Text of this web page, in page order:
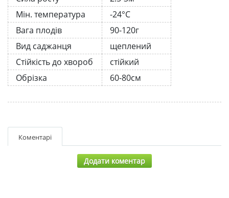
Мін. температура
-24°C
Вага плодів
90-120г
Вид саджанця
щеплений
Стійкість до хвороб
стійкий
Обрізка
60-80см
Коментарі
Додати коментар